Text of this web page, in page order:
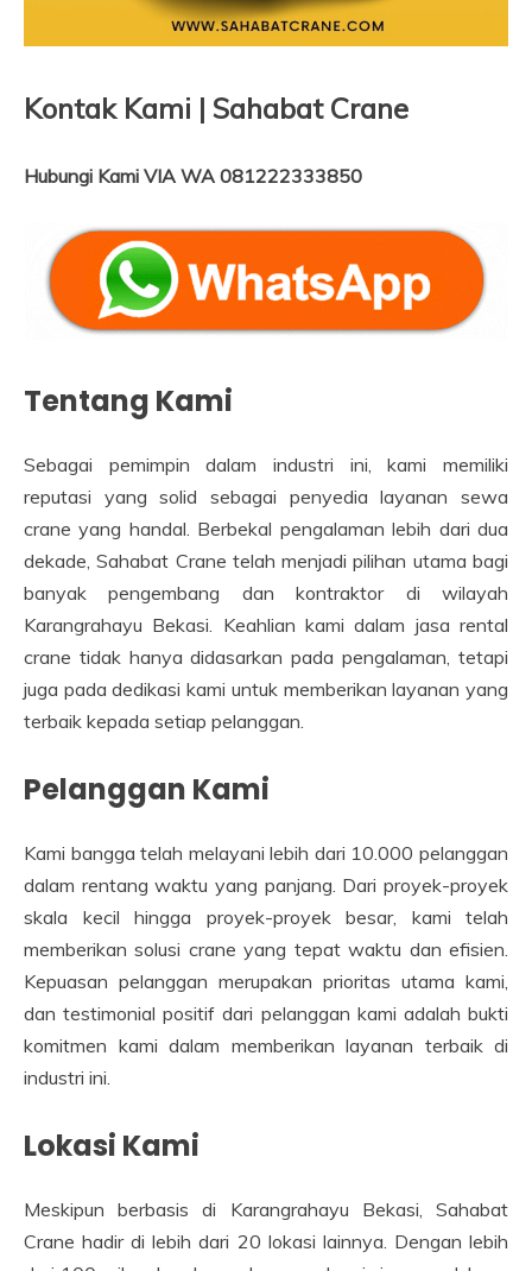
Kontak Kami | Sahabat Crane
Hubungi Kami VIA WA 081222333850
Tentang Kami
Sebagai pemimpin dalam industri ini, kami memiliki
reputasi yang solid sebagai penyedia layanan sewa
crane yang handal. Berbekal pengalaman lebih dari dua
dekade, Sahabat Crane telah menjadi pilihan utama bagi
banyak pengembang dan kontraktor di wilayah
Karangrahayu Bekasi. Keahlian kami dalam jasa rental
crane tidak hanya didasarkan pada pengalaman, tetapi
juga pada dedikasi kami untuk memberikan layanan yang
terbaik kepada setiap pelanggan.
Pelanggan Kami
Kami bangga telah melayani lebih dari 10.000 pelanggan
dalam rentang waktu yang panjang. Dari proyek-proyek
skala kecil hingga proyek-proyek besar, kami telah
memberikan solusi crane yang tepat waktu dan efisien.
Kepuasan pelanggan merupakan prioritas utama kami,
dan testimonial positif dari pelanggan kami adalah bukti
komitmen kami dalam memberikan layanan terbaik di
industri ini.
Lokasi Kami
Meskipun berbasis di Karangrahayu Bekasi, Sahabat
Crane hadir di lebih dari 20 lokasi lainnya. Dengan lebih